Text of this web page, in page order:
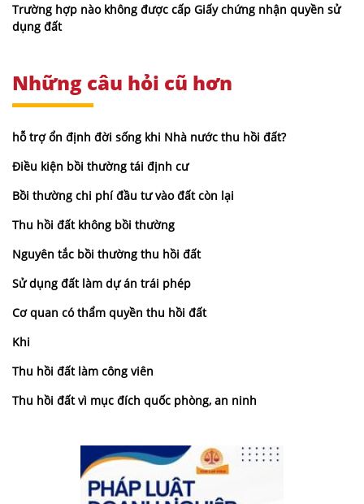
Trường hợp nào không được cấp Giấy chứng nhận quyền sử
dụng đất
Những câu hỏi cũ hơn
hỗ trợ ổn định đời sống khi Nhà nước thu hồi đất?
Điều kiện bồi thường tái định cư
Bồi thường chi phí đầu tư vào đất còn lại
Thu hồi đất không bồi thường
Nguyên tắc bồi thường thu hồi đất
Sử dụng đất làm dự án trái phép
Cơ quan có thẩm quyền thu hồi đất
Khi
Thu hồi đất làm công viên
Thu hồi đất vì mục đích quốc phòng, an ninh